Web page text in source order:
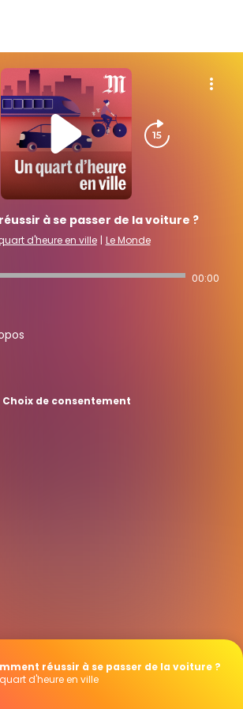
à se passer de la voiture ?
d'heure en ville | Le Monde
00:00
Choix de consentement
réussir à se passer de la voiture ?
d'heure en ville